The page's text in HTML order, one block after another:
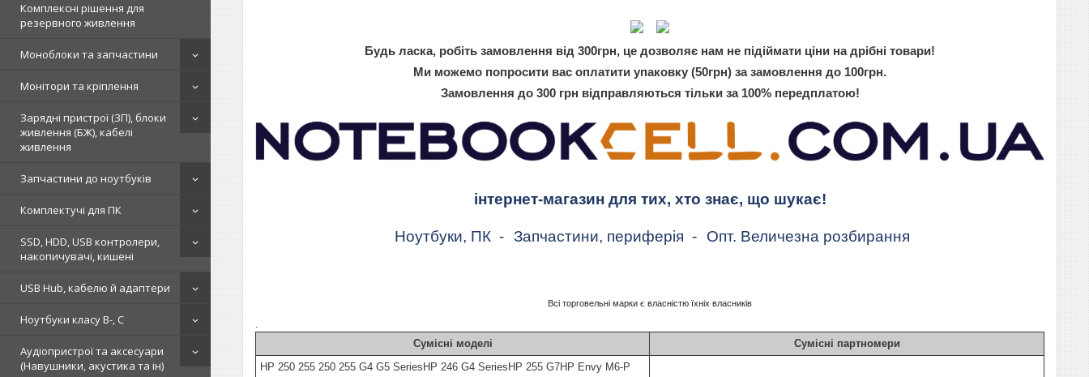
Комплексні рішення для
резервного живлення
Моноблоки та запчастини
Монітори та кріплення
Зарядні пристрої (ЗП), блоки
живлення (БЖ), кабелі
живлення
Запчастини до ноутбуків
Комплектучі для ПК
SSD, HDD, USB контролери,
накопичувачі, кишені
USB Hub, кабелю й адаптери
Ноутбуки класу B-, C
Аудіопристрої та аксесуари
(Навушники, акустика та ін)
Будь ласка, робіть замовлення від 300грн, це дозволяє нам не підіймати ціни на дрібні товари!
Ми можемо попросити вас оплатити упаковку (50грн) за замовлення до 100грн.
Замовлення до 300 грн відправляються тільки за 100% передплатою!
інтернет-магазин для тих, хто знає, що шукає!
Ноутбуки, ПК - Запчастини, периферія - Опт. Величезна розбирання
Всі торговельні марки є власністю їхніх власників
.
Сумісні моделі
Сумісні партномери
HP 250 255 250 255 G4 G5 SeriesHP 246 G4 SeriesHP 255 G7HP Envy M6-P